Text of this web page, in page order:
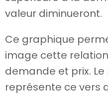
valeur diminueront.
Ce graphique
image cette
demande et prix. Le
représente ce vers